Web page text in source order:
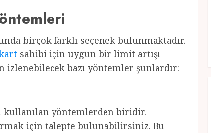
birçok farklı seçenek bulunmaktadır.
sahibi için uygun bir limit artışı
bazı yöntemler şunlardır:
kullanılan yöntemlerden biridir.
için talepte bulunabilirsiniz. Bu